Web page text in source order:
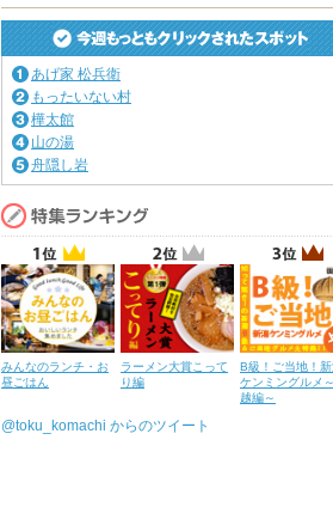
あげ家 松兵衛
もったいない村
樺太館
山の湯
舟隠し岩
みんなのランチ・お
昼ごはん
ラーメン大賞こって
り編
B級！ご当地！
ケンミングルメ
越編～
@toku_komachi からのツイート